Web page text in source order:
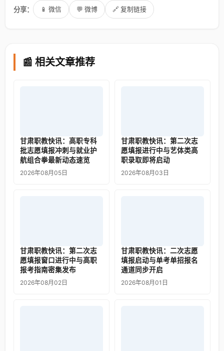
分享：
📱 微信 💬 微博 🔗 复制链接
📰 相关文章推荐
甘肃职教快讯：高职专科
批志愿填报冲刺与就业护
航组合拳最新动态速览
2026年08月05日
甘肃职教快讯：第二次志
愿填报进行中与艺体类高
职录取即将启动
2026年08月03日
甘肃职教快讯：第二次志
愿填报窗口进行中与高职
报考指南密集发布
2026年08月02日
甘肃职教快讯：二次志愿
填报启动与单考单招报名
通道同步开启
2026年08月01日